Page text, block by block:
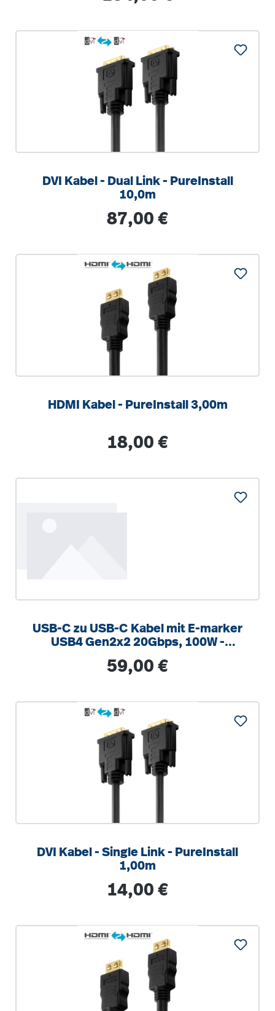
DVI Kabel - Dual Link - PureInstall
10,0m
Regulärer Preis:
87,00 €
HDMI Kabel - PureInstall 3,00m
Regulärer Preis:
18,00 €
USB-C zu USB-C Kabel mit E-marker
USB4 Gen2x2 20Gbps, 100W -
Regulärer Preis:
59,00 €
DVI Kabel - Single Link - PureInstall
1,00m
Regulärer Preis:
14,00 €